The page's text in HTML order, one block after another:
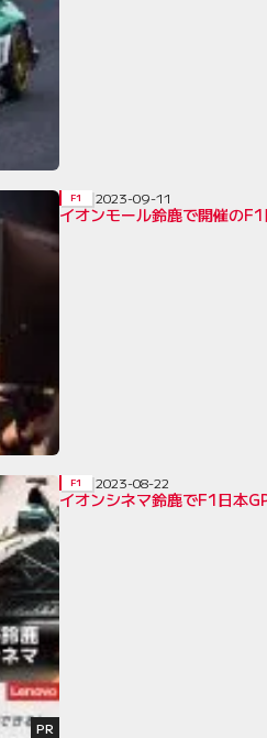
イオンモール鈴鹿で開催の
F1 2023-09-11
PR
イオンシネマ鈴鹿でF1日本
F1 2023-08-22